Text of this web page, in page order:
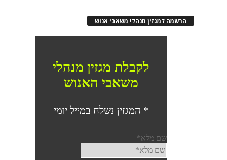
הרשמה למגזין מנהלי משאבי אנוש